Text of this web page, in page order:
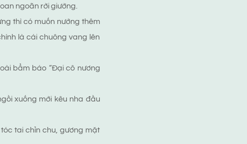
ngoãn rời giường.
thì có muốn nướng thêm
là cái chuông vang lên
bẩm báo “Đại cô nương
xuống mới kêu nha đầu
tai chỉn chu, gương mặt